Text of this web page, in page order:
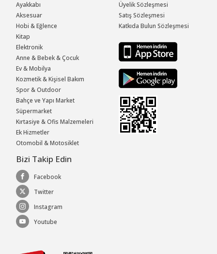
Ayakkabı
Aksesuar
Hobi & Eğlence
Kitap
Elektronik
Anne & Bebek & Çocuk
Ev & Mobilya
Kozmetik & Kişisel Bakım
Spor & Outdoor
Bahçe ve Yapı Market
Süpermarket
Kırtasiye & Ofis Malzemeleri
Ek Hizmetler
Otomobil & Motosiklet
Üyelik Sözleşmesi
Satış Sözleşmesi
Katkıda Bulun Sözleşmesi
Bizi Takip Edin
Facebook
Twitter
Instagram
Youtube